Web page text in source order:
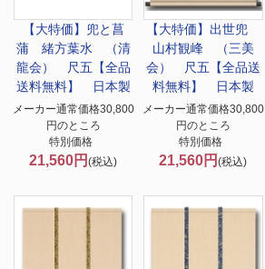
【大特価】 兜と菖
蒲 緒方葉水 （清
龍会） 尺五【全品
送料無料】 日本製
メーカー通常価格30,800
円のところ
特別価格
21,560円(税込)
【大特価】 出世兜
山村観峰 （三美
会） 尺五【全品送
料無料】 日本製
メーカー通常価格30,800
円のところ
特別価格
21,560円(税込)